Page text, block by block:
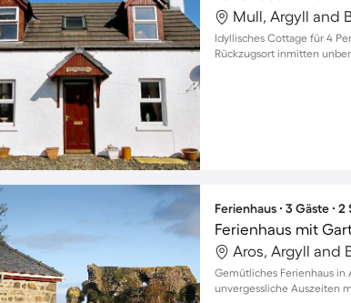
Mull, Argyll and
Idyllisches Cottage für 4
Rückzugsort inmitten
Ferienhaus ∙ 3 Gäste ∙
Ferienhaus mit
Aros, Argyll and
Gemütliches Ferienhaus in
unvergessliche Auszeiten